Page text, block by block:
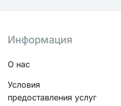
Информация
О нас
Условия
предоставления услуг